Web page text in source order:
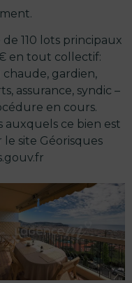
110 lots principaux
en tout collectif:
chaude, gardien,
assurance, syndic –
en cours.
auxquels ce bien est
site Géorisques